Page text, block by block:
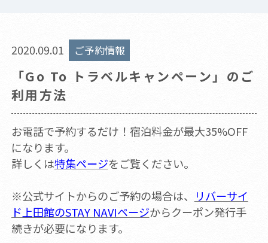
2020.09.01 ご予約情報
「Go To トラベルキャンペーン」のご
利用方法
お電話で予約するだけ！宿泊料金が最大35%OFF
になります。
詳しくは特集ページをご覧ください。
※公式サイトからのご予約の場合は、
リバーサイ
ド上田館のSTAY NAVIページからクーポン発行手
続きが必要になります。